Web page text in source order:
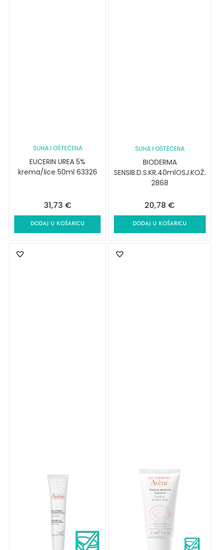
SUHA I OŠTEĆENA
EUCERIN UREA 5%
krema/lice 50ml 63326
31,73 €
DODAJ U KOŠARICU
SUHA I OŠTEĆENA
BIODERMA
SENSIB.D.S.KR.40mlOSJ.KOŽ.
2868
20,78 €
DODAJ U KOŠARICU